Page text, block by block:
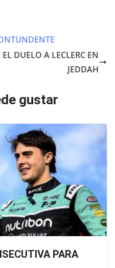
DUELO A LECLERC EN
JEDDAH
gustar
PARA